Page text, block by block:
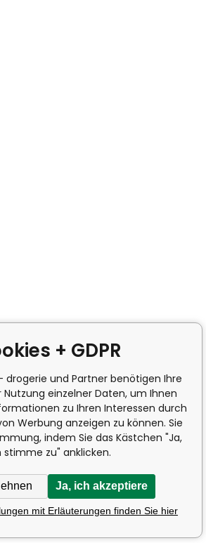
+ GDPR
drogerie und Partner benötigen Ihre
einzelner Daten, um Ihnen
zu Ihren Interessen durch
Werbung anzeigen zu können. Sie
indem Sie das Kästchen "Ja,
stimme zu" anklicken.
Ja, ich akzeptiere
mit Erläuterungen finden Sie hier